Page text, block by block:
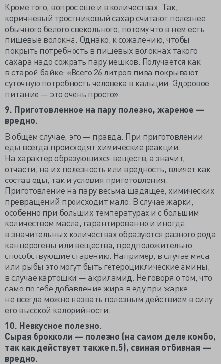
Кроме того, вопрос ещё и в количествах. Так,
коричневый тростниковый сахар считают полезнее
обычного белого свекольного, потому что в нём есть
пищевые волокна. Однако, к сожалению, чтобы
покрыть потребность в пищевых волокнах такого
сахара надо сожрать пару мешков. Получается как
в старой байке: «Всего 26 литров пива покрывают
суточную потребность человека в кальции. Здоровое
питание — это очень просто».
9. Приготовленное на пару полезно, жареное —
вредно.
В общем случае, это — правда. При приготовлении
еды всегда происходят химические реакции.
На характер образующихся веществ, а значит,
отчасти, на их полезность или вредность, влияет как
состав еды, так и условия приготовления.
Приготовление на пару весьма щадящее, химических
превращений происходит мало. В случае жарки,
особенно при больших температурах и с большим
количеством масла, гарантированно и иногда
в значительных количествах образуются разного рода
канцерогены или вещества, предположительно
способствующие старению. Например, в случае мяса
или рыбы это могут быть гетероциклические амины,
в случае картошки — акриламид. Не говоря о том, что
само по себе добавление жира в еду при жарке
не всегда можно назвать полезным действием в силу
его высокой калорийности.
10. Невкусное полезно.
Сырая брокколи — полезно (на самом деле комбо,
так как действует также п.5), свиная отбивная —
вредно.